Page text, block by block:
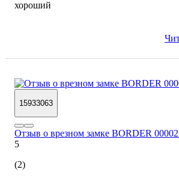
хороший
15933063
Отзыв о врезном замке BORDER
5
(2)